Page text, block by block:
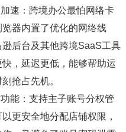
：跨境办公最怕网络卡
器内置了优化的网络线
后台及其他跨境SaaS工具
，延迟更低，能够帮助运
抢占先机。
：支持主子账号分权管
更安全地分配店铺权限，